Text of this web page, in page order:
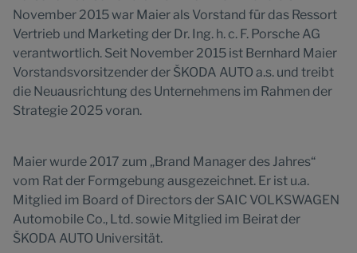
November 2015 war Maier als Vorstand für das Ressort
Vertrieb und Marketing der Dr. Ing. h. c. F. Porsche AG
verantwortlich. Seit November 2015 ist Bernhard Maier
Vorstandsvorsitzender der ŠKODA AUTO a.s. und treibt
die Neuausrichtung des Unternehmens im Rahmen der
Strategie 2025 voran.
Maier wurde 2017 zum „Brand Manager des Jahres“
vom Rat der Formgebung ausgezeichnet. Er ist u.a.
Mitglied im Board of Directors der SAIC VOLKSWAGEN
Automobile Co., Ltd. sowie Mitglied im Beirat der
ŠKODA AUTO Universität.